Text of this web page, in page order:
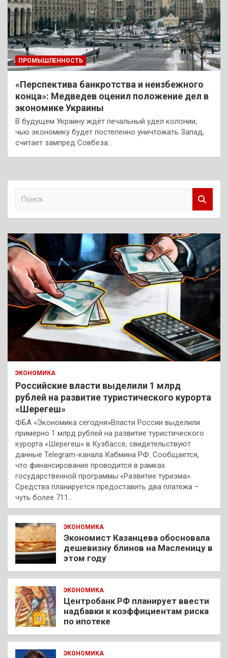
ПРОМЫШЛЕННОСТЬ
«Перспектива банкротства и неизбежного
конца»: Медведев оценил положение дел в
экономике Украины
В будущем Украину ждёт печальный удел колонии,
чью экономику будет постепенно уничтожать Запад,
считает зампред Совбеза…
к
ЭКОНОМИКА
Российские власти выделили 1 млрд
рублей на развитие туристического курорта
«Шерегеш»
ФБА «Экономика сегодня»Власти России выделили
примерно 1 млрд рублей на развитие туристического
курорта «Шерегеш» в Кузбассе, свидетельствуют
данные Telegram-канала Кабмина РФ. Сообщается,
что финансирование проводится в рамках
государственной программы «Развитие туризма».
Средства планируется предоставить два платежа –
чуть более 711…
ЭКОНОМИКА
Экономист Казанцева обосновала
дешевизну блинов на Масленицу в
этом году
ЭКОНОМИКА
Центробанк РФ планирует ввести
надбавки к коэффициентам риска
по ипотеке
ЭКОНОМИКА